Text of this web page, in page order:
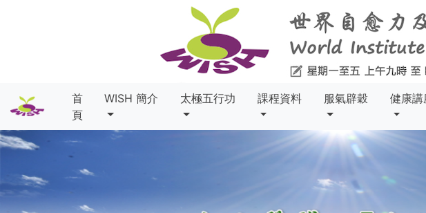
首
頁
WISH 簡介 太極五行功 課程資料 服氣辟穀 健康講